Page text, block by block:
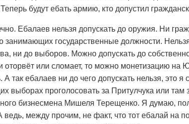
будут ебать армию, кто допустил
Ебалаев нельзя допускать до оружия. Ни
государственные должности.
ни до выборов. Можно допускать до
или сломает, то можно монетизацию на
так ебалаев ни до чего допускать нельзя, это я
выборах проголосовать за Притулчука или там
бизнесмена Мишеля Терещенко. Я думаю,
ведь, между прочим, не факт, что тот ебалай на